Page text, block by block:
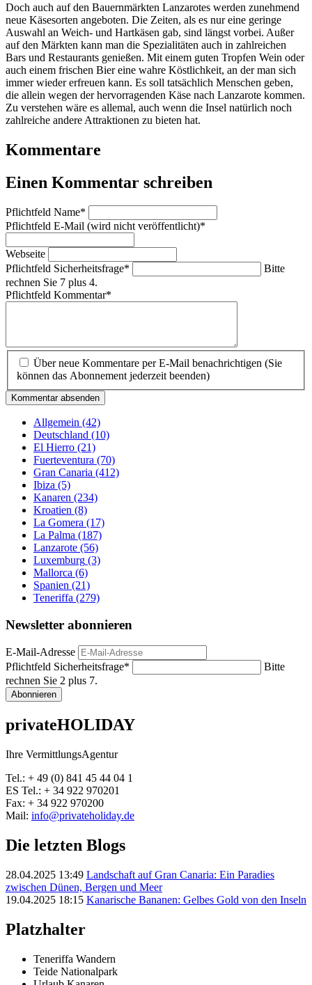
Doch auch auf den Bauernmärkten Lanzarotes werden zunehmend
neue Käsesorten angeboten. Die Zeiten, als es nur eine geringe
Auswahl an Weich- und Hartkäsen gab, sind längst vorbei. Außer
auf den Märkten kann man die Spezialitäten auch in zahlreichen
Bars und Restaurants genießen. Mit einem guten Tropfen Wein oder
auch einem frischen Bier eine wahre Köstlichkeit, an der man sich
immer wieder erfreuen kann. Es soll tatsächlich Menschen geben,
die allein wegen der hervorragenden Käse nach Lanzarote kommen.
Zu verstehen wäre es allemal, auch wenn die Insel natürlich noch
zahlreiche andere Attraktionen zu bieten hat.
Kommentare
Einen Kommentar schreiben
Pflichtfeld Name*
Pflichtfeld E-Mail (wird nicht veröffentlicht)*
Webseite
Pflichtfeld Sicherheitsfrage*
Bitte
rechnen Sie 7 plus 4.
Pflichtfeld Kommentar*
Über neue Kommentare per E-Mail benachrichtigen (Sie
können das Abonnement jederzeit beenden)
Kommentar absenden
Allgemein (42)
Deutschland (10)
El Hierro (21)
Fuerteventura (70)
Gran Canaria (412)
Ibiza (5)
Kanaren (234)
Kroatien (8)
La Gomera (17)
La Palma (187)
Lanzarote (56)
Luxemburg (3)
Mallorca (6)
Spanien (21)
Teneriffa (279)
Newsletter abonnieren
E-Mail-Adresse
Pflichtfeld Sicherheitsfrage*
Bitte
rechnen Sie 2 plus 7.
Abonnieren
privateHOLIDAY
Ihre VermittlungsAgentur
Tel.: + 49 (0) 841 45 44 04 1
ES Tel.: + 34 922 970201
Fax: + 34 922 970200
Mail: info@privateholiday.de
Die letzten Blogs
28.04.2025 13:49 Landschaft auf Gran Canaria: Ein Paradies
zwischen Dünen, Bergen und Meer
19.04.2025 18:15 Kanarische Bananen: Gelbes Gold von den Inseln
Platzhalter
Teneriffa Wandern
Teide Nationalpark